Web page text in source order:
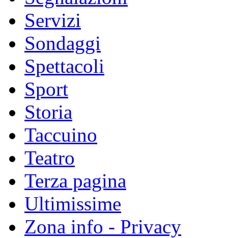
Servizi
Sondaggi
Spettacoli
Sport
Storia
Taccuino
Teatro
Terza pagina
Ultimissime
Zona info - Privacy